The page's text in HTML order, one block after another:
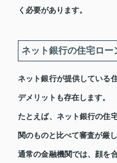
く必要があります。
ネット銀行の住宅ロー
ネット銀行が提供している
デメリットも存在します。
たとえば、ネット銀行の住
関のものと比べて審査が厳
通常の金融機関では、顔を